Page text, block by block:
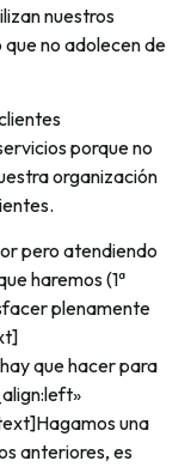
nuestros
no adolecen de
porque no
organización
pero atendiendo
haremos (1ª
plenamente
que hacer para
una
anteriores, es